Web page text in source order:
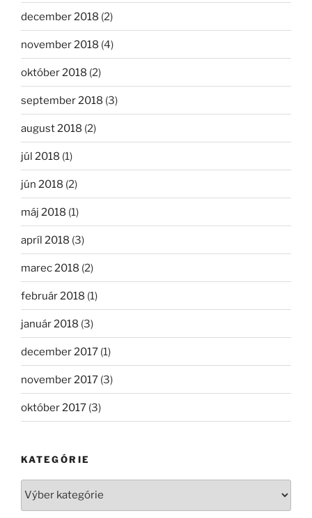
december 2018 (2)
november 2018 (4)
október 2018 (2)
september 2018 (3)
august 2018 (2)
júl 2018 (1)
jún 2018 (2)
máj 2018 (1)
apríl 2018 (3)
marec 2018 (2)
február 2018 (1)
január 2018 (3)
december 2017 (1)
november 2017 (3)
október 2017 (3)
KATEGÓRIE
Kategórie